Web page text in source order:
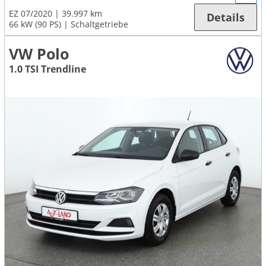
EZ 07/2020
39.997 km
66 kW (90 PS)
Schaltgetriebe Details
VW Polo
1.0 TSI Trendline